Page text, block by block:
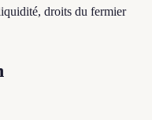
droits du fermier